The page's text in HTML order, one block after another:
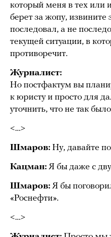
который меня в тех или
берет за жопу,
последовал, а не
текущей ситуации, в
противоречит.
Журналист:
Но постфактум вы
к юристу и просто для
уточнить, что не так
<…>
Шмаров: Ну, давайте
Кацман: Я бы даже с
Шмаров: Я бы
«Роснефти».
<…>